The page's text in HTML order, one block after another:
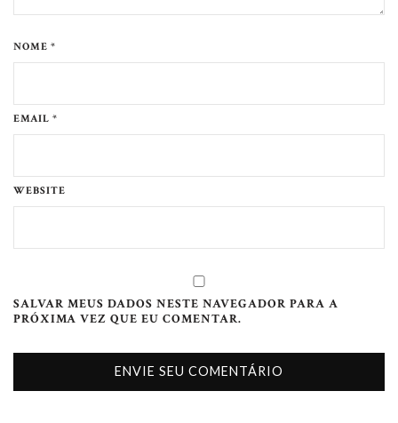
NOME *
EMAIL *
WEBSITE
SALVAR MEUS DADOS NESTE NAVEGADOR PARA A
PRÓXIMA VEZ QUE EU COMENTAR.